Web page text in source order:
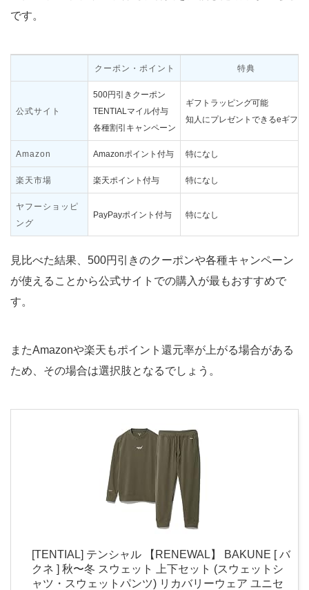
です。
クーポン・ポイント 特典
公式サイト
500円引きクーポン
TENTIALマイル付与
各種割引キャンペーン
ギフトラッピング可能
知人にプレゼントできるeギフト
Amazon Amazonポイント付与 特になし
楽天市場 楽天ポイント付与 特になし
ヤフーショッピ
ング
PayPayポイント付与 特になし
見比べた結果、500円引きのクーポンや各種キャンペーン
が使えることから公式サイトでの購入が最もおすすめで
す。
またAmazonや楽天もポイント還元率が上がる場合がある
ため、その場合は選択肢となるでしょう。
[TENTIAL] テンシャル 【RENEWAL】 BAKUNE [ バ
クネ ] 秋〜冬 スウェット 上下セット (スウェットシ
ャツ・スウェットパンツ) リカバリーウェア ユニセ